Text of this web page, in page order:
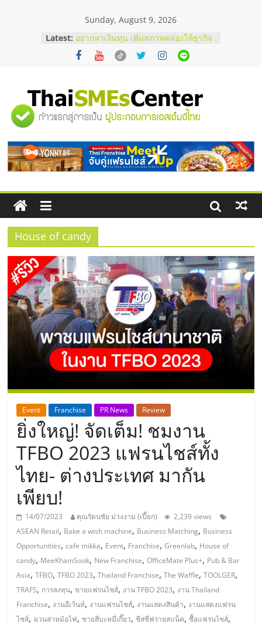
Sunday, August 9, 2026
Latest: อยากหาเงินทุน เพิ่มสภาพคล่องให้ธุรกิจ
เริ่มยังไงให้ผ่านฉลุย
สัมมนาออนไลน์ โอกาสบริหารสถานี
ThaiFranchise Meet Up จับคู่แฟรน
ไชส์ ครั้งที่ 8
ร้านเครื่องเสียงคุณภาพสูง พร้อม
บริษัท Cybersecurity ในไทยที่ไหนดี?
วิธีเลือกผู้ให้บริการให้คุ้มค่าและตอบ
โจทย์ธุรกิจ
"ศูนย์
รวม
ข้อมูล
ธุรกิจ
SME
แห่ง
ประเทศไทย,
ThaiSMEsCenter,
รวม
ธุรกิจ
เอ
ส
เอ็
มอี
ไทย,
SMEs,
House of candy
Event Franchise PR News Review
ยิ่งใหญ่! จัดเต็ม! ชมงาน
TFBO 2023 แฟรนไชส์ทั้ง
ไทย- ต่างประเทศ มากัน
เพียบ!
14/07/2023 คุณรัตนชัย ม่วงงาม (เปี๊ยก)
2,239 views
ASEAN Retail, Bake a wish machine, Business Matching, Business
Opportunities,cafe mikka, Event, Franchise,Greenlab, House of
candy, MeeKhamSook, New Franchise,OfficeMate Plus+, Pub & Bar
Asia,TFBO,TFBO 2023,Thailand Franchise,The Waffle,TOOLGER,
TRAFS, การลงทุน,ขายแฟรนไชส์, งาน TFBO 2023, งาน Thailand
Franchise, งานอีเว้นท์, งานแฟรนไชส์, งานแสดงสินค้า, งานแสดงแฟรน
ไชส์, ฉวนล่าหม้อไฟ, ชายสี่บะหมี่เกี๊ยว, ชีสซี่ฟรายสแน็ค,ซื้อแฟรนไชส์,